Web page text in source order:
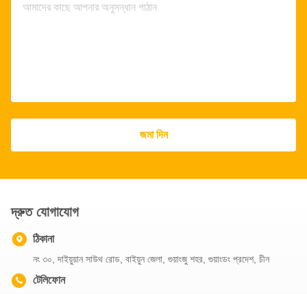
জমা দিন
দ্রুত যোগাযোগ
ঠিকানা
নং ৩০, দাইয়ুয়ান সাউথ রোড, বাইয়ুন জেলা, গুয়াংজু শহর, গুয়াংডং প্রদেশ, চীন
টেলিফোন